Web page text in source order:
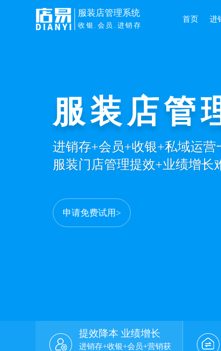
服装店管理系统
收银.会员.进销存
首页 进
服装店管
进销存+会员+收银+私域运
服装门店管理提效+业绩增长
申请免费试用>
提效降本 业绩增长
进销存+收银+会员+营销获